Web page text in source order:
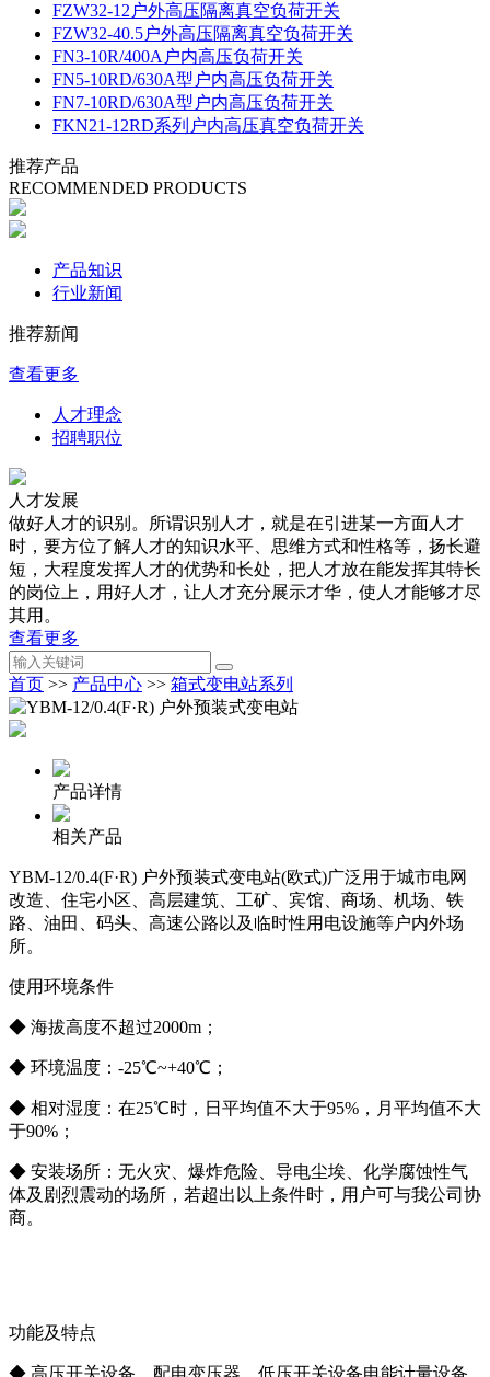
FZW32-12户外高压隔离真空负荷开关
FZW32-40.5户外高压隔离真空负荷开关
FN3-10R/400A户内高压负荷开关
FN5-10RD/630A型户内高压负荷开关
FN7-10RD/630A型户内高压负荷开关
FKN21-12RD系列户内高压真空负荷开关
推荐产品
RECOMMENDED PRODUCTS
产品知识
行业新闻
推荐新闻
查看更多
人才理念
招聘职位
人才发展
做好人才的识别。所谓识别人才，就是在引进某一方面人才
时，要方位了解人才的知识水平、思维方式和性格等，扬长避
短，大程度发挥人才的优势和长处，把人才放在能发挥其特长
的岗位上，用好人才，让人才充分展示才华，使人才能够才尽
其用。
查看更多
首页 >> 产品中心 >> 箱式变电站系列
产品详情
相关产品
YBM-12/0.4(F·R) 户外预装式变电站(欧式)广泛用于城市电网
改造、住宅小区、高层建筑、工矿、宾馆、商场、机场、铁
路、油田、码头、高速公路以及临时性用电设施等户内外场
所。
使用环境条件
◆ 海拔高度不超过2000m；
◆ 环境温度：-25℃~+40℃；
◆ 相对湿度：在25℃时，日平均值不大于95%，月平均值不大
于90%；
◆ 安装场所：无火灾、爆炸危险、导电尘埃、化学腐蚀性气
体及剧烈震动的场所，若超出以上条件时，用户可与我公司协
商。
功能及特点
◆ 高压开关设备、配电变压器、低压开关设备电能计量设备